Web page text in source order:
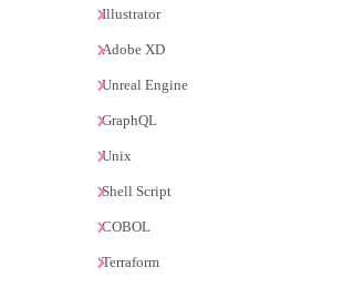
Illustrator
Adobe XD
Unreal Engine
GraphQL
Unix
Shell Script
COBOL
Terraform